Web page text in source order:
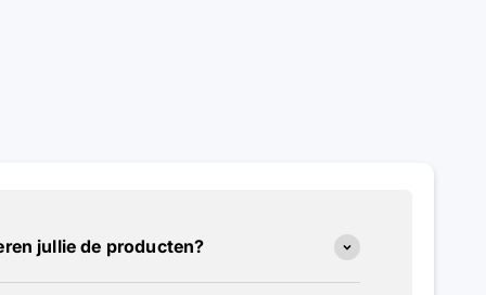
jullie de producten?